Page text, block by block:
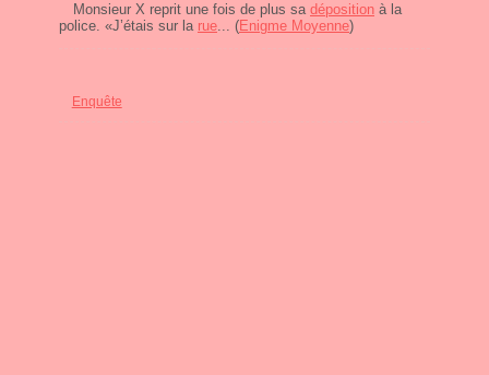
Monsieur X reprit une fois de plus sa déposition à la
police. «J’étais sur la rue... (Enigme Moyenne)
Enquête